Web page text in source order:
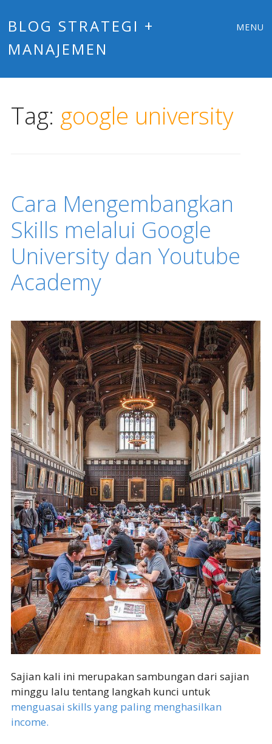
BLOG STRATEGI +
MANAJEMEN
MENU
Tag: google university
Cara Mengembangkan
Skills melalui Google
University dan Youtube
Academy
Sajian kali ini merupakan sambungan dari sajian
minggu lalu tentang langkah kunci untuk
menguasai skills yang paling menghasilkan
income.